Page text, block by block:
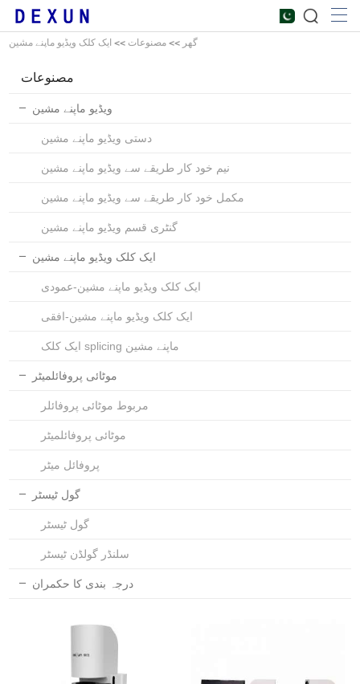
گھر >> مصنوعات >> ایک کلک ویڈیو ماپنے مشین
مصنوعات
ویڈیو ماپنے مشین
دستی ویڈیو ماپنے مشین
نیم خود کار طریقے سے ویڈیو ماپنے مشین
مکمل خود کار طریقے سے ویڈیو ماپنے مشین
گنٹری قسم ویڈیو ماپنے مشین
ایک کلک ویڈیو ماپنے مشین
ایک کلک ویڈیو ماپنے مشین-عمودی
ایک کلک ویڈیو ماپنے مشین-افقی
ایک کلک splicing ماپنے مشین
موٹائی پروفائلمیٹر
مربوط موٹائی پروفائلر
موٹائی پروفائلمیٹر
پروفائل میٹر
گول ٹیسٹر
گول ٹیسٹر
سلنڈر گولڈن ٹیسٹر
درجہ بندی کا حکمران